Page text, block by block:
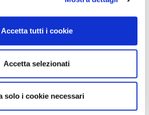
Accetta tutti i cookie
Accetta selezionati
solo i cookie necessari